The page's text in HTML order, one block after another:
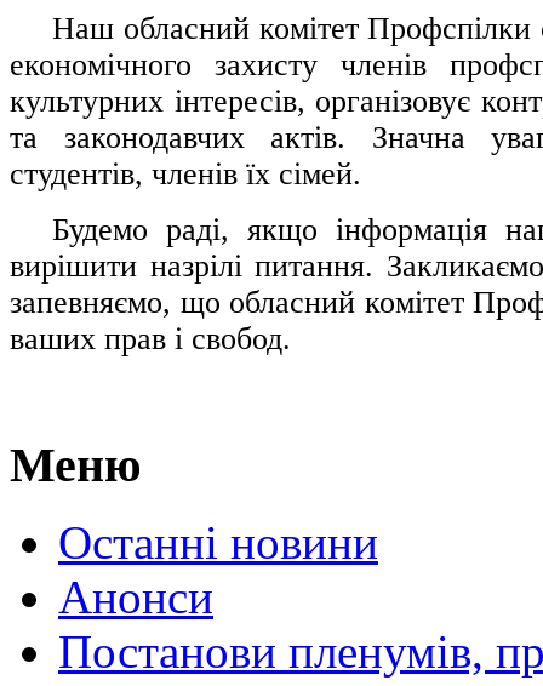
Наш обласний комітет Профспілки
економічного захисту членів
культурних інтересів, організовує
та законодавчих актів. Значна
студентів, членів їх сімей.
Будемо раді, якщо інформація
вирішити назрілі питання.
запевняємо, що обласний комітет
ваших прав і свобод.
Меню
Останні новини
Анонси
Постанови пленумів,